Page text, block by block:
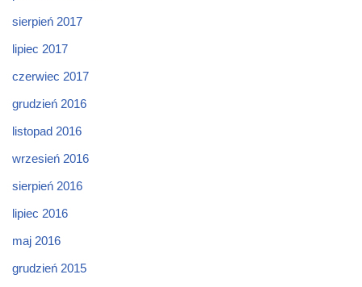
sierpień 2017
lipiec 2017
czerwiec 2017
grudzień 2016
listopad 2016
wrzesień 2016
sierpień 2016
lipiec 2016
maj 2016
grudzień 2015